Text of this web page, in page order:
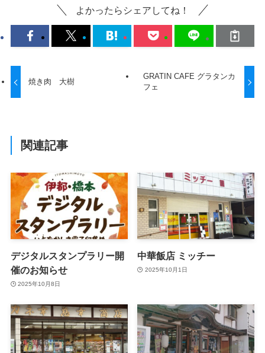
よかったらシェアしてね！
焼き肉 大樹
GRATIN CAFE グラタンカ
フェ
関連記事
デジタルスタンプラリー開
催のお知らせ
2025年10月8日
中華飯店 ミッチー
2025年10月1日